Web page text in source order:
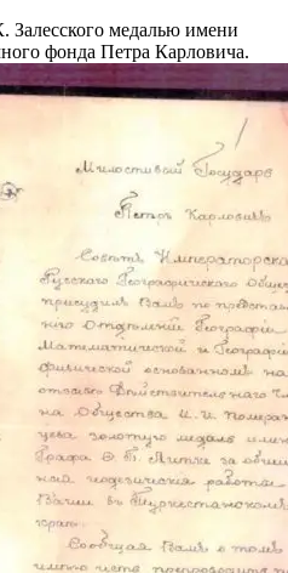
медалью имени
фонда Петра Карловича.